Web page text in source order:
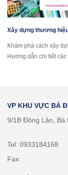
Xây dựng thương
Khám phá cách xây
Hướng dẫn chi tiết các
VP KHU VỰC BÀ
9/1B Đông Lân, Bà
Tel: 0933184168
Fax: